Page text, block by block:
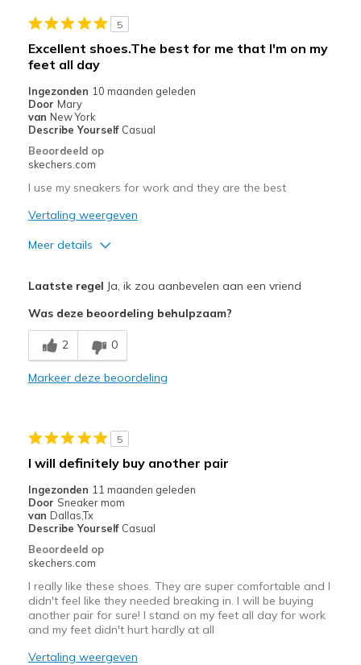
Casual Wear
Travel
Work
Width
Feels true to width
Sizing
View On Shoes
5
Excellent shoes.The best for me that I'm on my
feet all day
Ingezonden 10 maanden geleden
Door Mary
van New York
Describe Yourself Casual
Beoordeeld op
skechers.com
I use my sneakers for work and they are the best
Vertaling weergeven
Meer details
Breathe Well
Comfortable
Beste toepassingen
Width
Sizing
Feels true to size
View On Shoes
Laatste regel Ja, ik zou aanbevelen aan een vriend
Was deze beoordeling behulpzaam?
2 0
Markeer deze beoordeling
5
I will definitely buy another pair
Ingezonden 11 maanden geleden
Door Sneaker mom
van Dallas,Tx
Describe Yourself Casual
Beoordeeld op
skechers.com
I really like these shoes. They are super comfortable and I
didn't feel like they needed breaking in. I will be buying
another pair for sure! I stand on my feet all day for work
and my feet didn't hurt hardly at all
Vertaling weergeven